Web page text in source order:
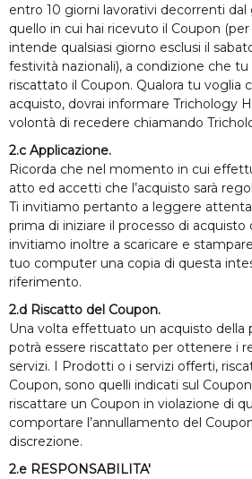
entro 10 giorni lavorativi decorrenti dal
quello in cui hai ricevuto il Coupon
intende qualsiasi giorno esclusi il
festività nazionali), a condizione che tu
riscattato il Coupon. Qualora tu voglia
acquisto, dovrai informare Trichology
volontà di recedere chiamando
2.c Applicazione.
Ricorda che nel momento in cui
atto ed accetti che l’acquisto sarà
Ti invitiamo pertanto a leggere
prima di iniziare il processo di acquisto
invitiamo inoltre a scaricare e
tuo computer una copia di questa
riferimento.
2.d Riscatto del Coupon.
Una volta effettuato un acquisto della
potrà essere riscattato per ottenere i
servizi. I Prodotti o i servizi offerti,
Coupon, sono quelli indicati sul
riscattare un Coupon in violazione di
comportare l’annullamento del
discrezione.
2.e RESPONSABILITA'